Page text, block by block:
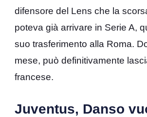
difensore del Lens che la
poteva già arrivare in Serie A,
suo trasferimento alla Roma.
mese, può definitivamente
francese.
Juventus, Danso